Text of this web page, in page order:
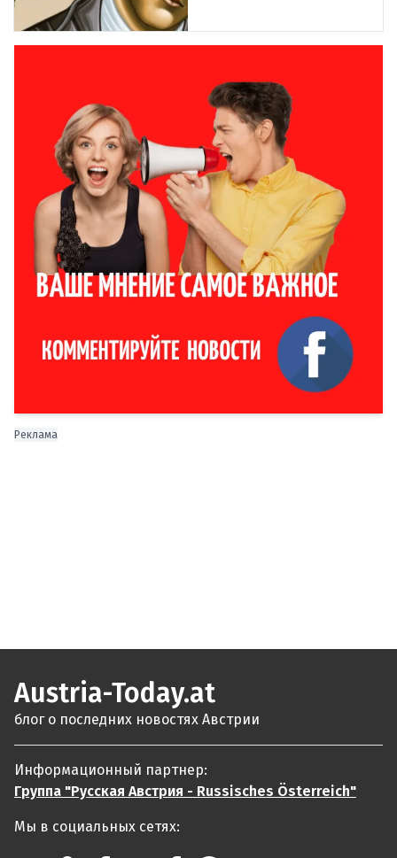
Реклама
Austria-Today.at
блог о последних новостях Австрии
Информационный партнер:
Группа "Русская Австрия - Russisches Österreich"
Мы в социальных сетях: